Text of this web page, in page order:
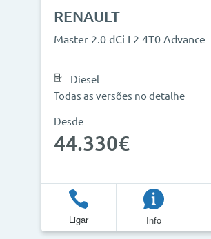
RENAULT
Master 2.0 dCi L2 4T0 Advance
Diesel
Todas as versões no detalhe
Desde
44.330€
Ligar Info